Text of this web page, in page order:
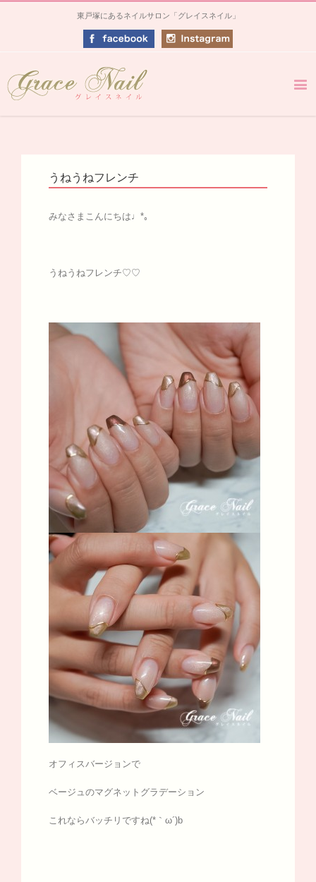
東戸塚にあるネイルサロン「グレイスネイル」
うねうねフレンチ
みなさまこんにちは♩*｡
うねうねフレンチ♡♡
オフィスバージョンで
ベージュのマグネットグラデーション
これならバッチリですね(*｀ω´)b